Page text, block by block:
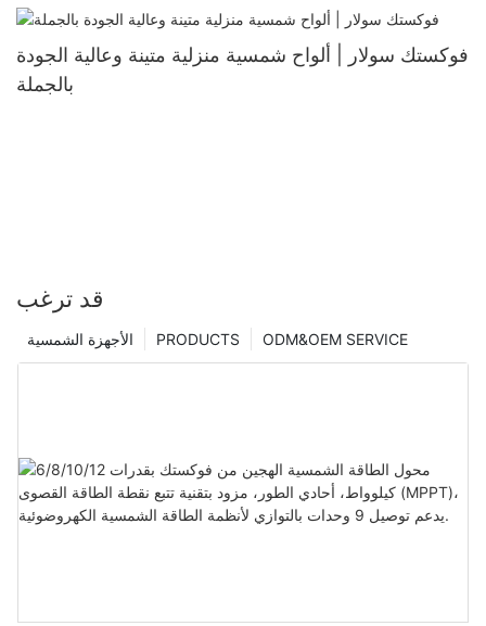
فوكستك سولار | ألواح شمسية منزلية متينة وعالية الجودة
بالجملة
قد ترغب
ODM&OEM SERVICE
PRODUCTS الأجهزة الشمسية